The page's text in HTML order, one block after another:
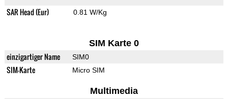
SAR Head (Eur) 0.81 W/Kg
SIM Karte 0
einzigartiger Name SIM0
SIM-Karte Micro SIM
Multimedia